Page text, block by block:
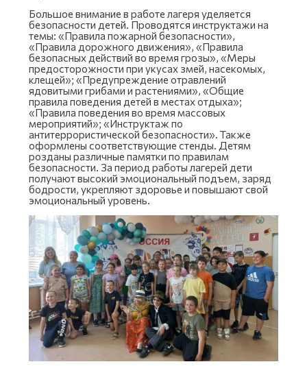
Большое внимание в работе лагеря уделяется
безопасности детей. Проводятся инструктажи на
темы: «Правила пожарной безопасности»,
«Правила дорожного движения», «Правила
безопасных действий во время грозы», «Меры
предосторожности при укусах змей, насекомых,
клещей»; «Предупреждение отравлений
ядовитыми грибами и растениями», «Общие
правила поведения детей в местах отдыха»;
«Правила поведения во время массовых
мероприятий»; «Инструктаж по
антитеррористической безопасности». Также
оформлены соответствующие стенды. Детям
розданы различные памятки по правилам
безопасности. За период работы лагерей дети
получают высокий эмоциональный подъем, заряд
бодрости, укрепляют здоровье и повышают свой
эмоциональный уровень.